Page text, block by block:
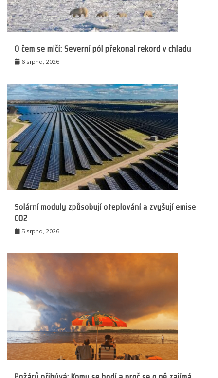
O čem se mlčí: Severní pól překonal rekord v chladu
6 srpna, 2026
Solární moduly způsobují oteplování a zvyšují emise
CO2
5 srpna, 2026